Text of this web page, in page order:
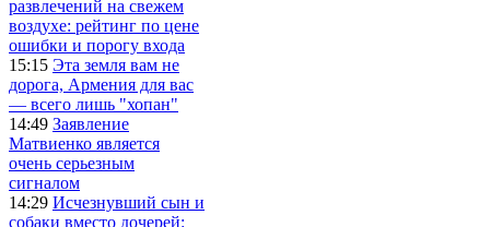
развлечений на свежем
воздухе: рейтинг по цене
ошибки и порогу входа
15:15 Эта земля вам не
дорога, Армения для вас
— всего лишь "хопан"
14:49 Заявление
Матвиенко является
очень серьезным
сигналом
14:29 Исчезнувший сын и
собаки вместо дочерей: